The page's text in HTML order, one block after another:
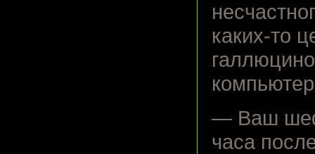
каких-то
— Ваш шеф
часа